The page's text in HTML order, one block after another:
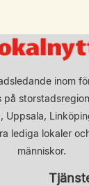
inom
på
Uppsala,
lediga lokaler
människor.